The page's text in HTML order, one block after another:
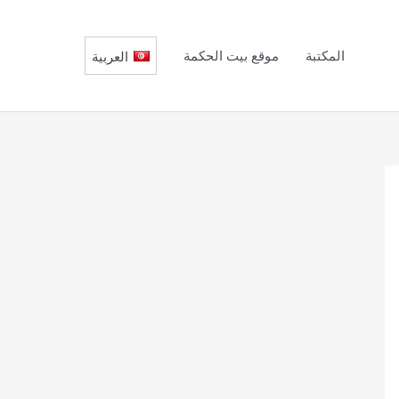
المكتبة موقع بيت الحكمة العربية